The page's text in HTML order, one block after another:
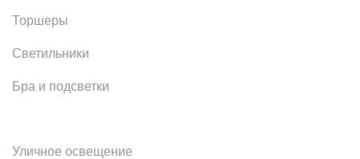
Торшеры
Светильники
Бра и подсветки
Уличное освещение